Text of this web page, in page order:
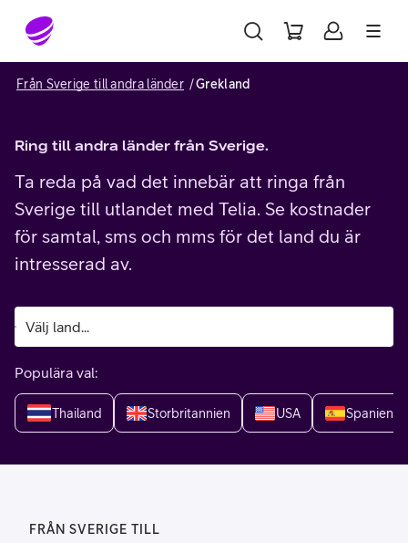
Gå till sidans innehåll
Från Sverige till andra länder Grekland
Ring till andra länder från Sverige.
Ta reda på vad det innebär att ringa från
Sverige till utlandet med Telia. Se kostnader
för samtal, sms och mms för det land du är
intresserad av.
Populära val:
Thailand Storbritannien USA Spanien
FRÅN SVERIGE TILL